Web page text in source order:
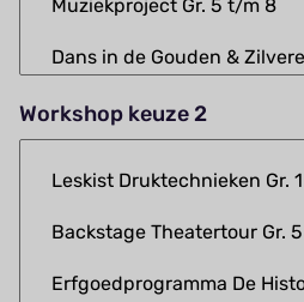
Workshop keuze 2